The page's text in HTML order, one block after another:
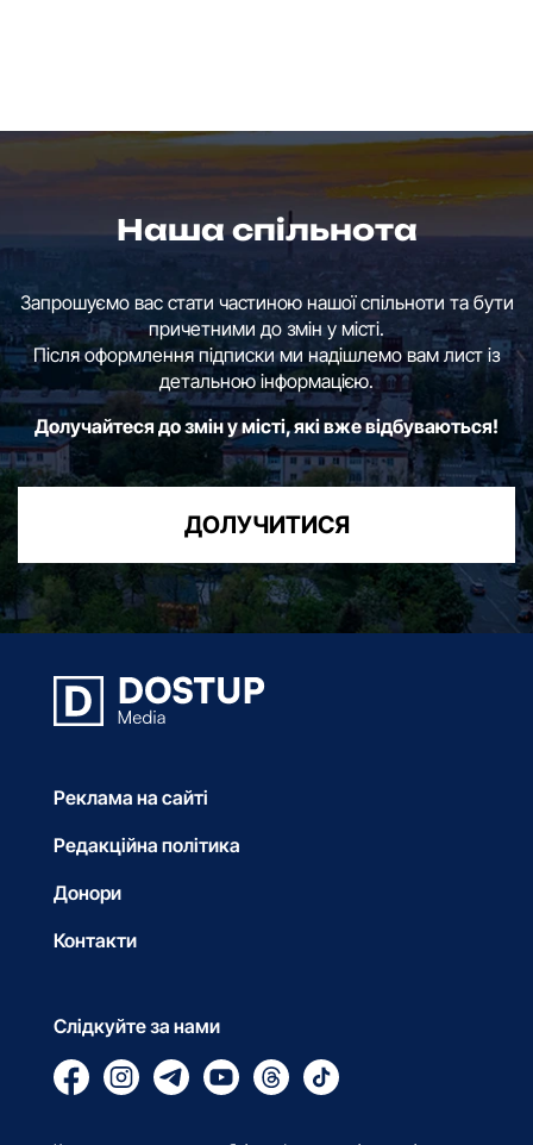
Наша спільнота
Запрошуємо вас стати частиною нашої спільноти та бути
причетними до змін у місті.
Після оформлення підписки ми надішлемо вам лист із
детальною інформацією.
Долучайтеся до змін у місті, які вже відбуваються!
ДОЛУЧИТИСЯ
Реклама на сайті
Редакційна політика
Донори
Контакти
Слідкуйте за нами